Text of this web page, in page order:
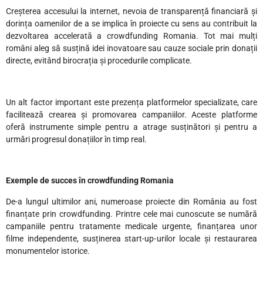
Creșterea accesului la internet, nevoia de transparență financiară și
dorința oamenilor de a se implica în proiecte cu sens au contribuit la
dezvoltarea accelerată a crowdfunding Romania. Tot mai mulți
români aleg să susțină idei inovatoare sau cauze sociale prin donații
directe, evitând birocrația și procedurile complicate.
Un alt factor important este prezența platformelor specializate, care
facilitează crearea și promovarea campaniilor. Aceste platforme
oferă instrumente simple pentru a atrage susținători și pentru a
urmări progresul donațiilor în timp real.
Exemple de succes în crowdfunding Romania
De-a lungul ultimilor ani, numeroase proiecte din România au fost
finanțate prin crowdfunding. Printre cele mai cunoscute se numără
campaniile pentru tratamente medicale urgente, finanțarea unor
filme independente, susținerea start-up-urilor locale și restaurarea
monumentelor istorice.